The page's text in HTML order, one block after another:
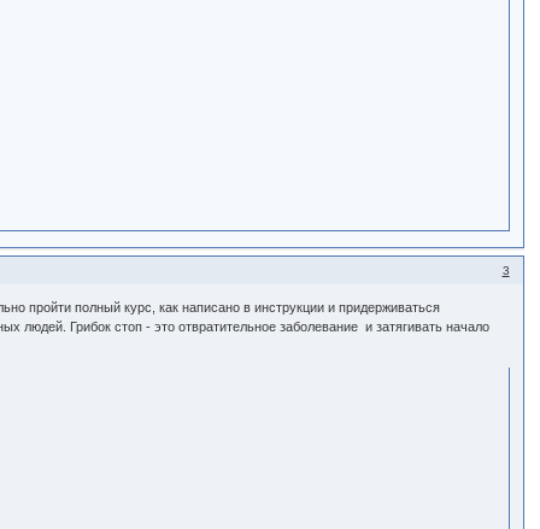
3
пройти полный курс, как написано в инструкции и придерживаться
людей. Грибок стоп - это отвратительное заболевание и затягивать начало